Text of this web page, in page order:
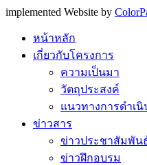
implemented Website by
หน้าหลัก
เกี่ยวกับโครงการ
ความเป็นมา
วัตถุประสงค์
แนวทางการดำเนิ
ข่าวสาร
ข่าวประชาสัมพัน
ข่าวฝึกอบรม